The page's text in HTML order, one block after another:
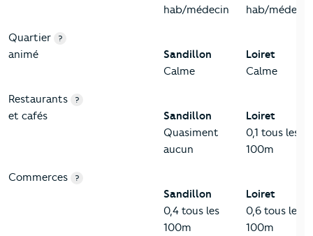
hab/médecin
hab/médecin
Quartier
animé
?
Sandillon
Calme
Loiret
Calme
Restaurants
et cafés
?
Sandillon
Quasiment
aucun
Loiret
0,1 tous les
100m
Commerces ?
Sandillon
0,4 tous les
100m
Loiret
0,6 tous les
100m